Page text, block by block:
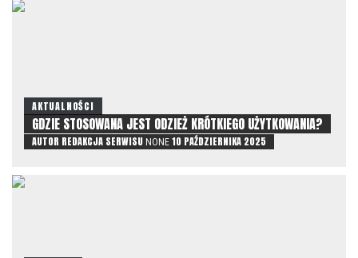
AKTUALNOŚCI
GDZIE STOSOWANA JEST ODZIEŻ KRÓTKIEGO UŻYTKOWANIA?
AUTOR REDAKCJA SERWISU NONE 10 PAŹDZIERNIKA 2025